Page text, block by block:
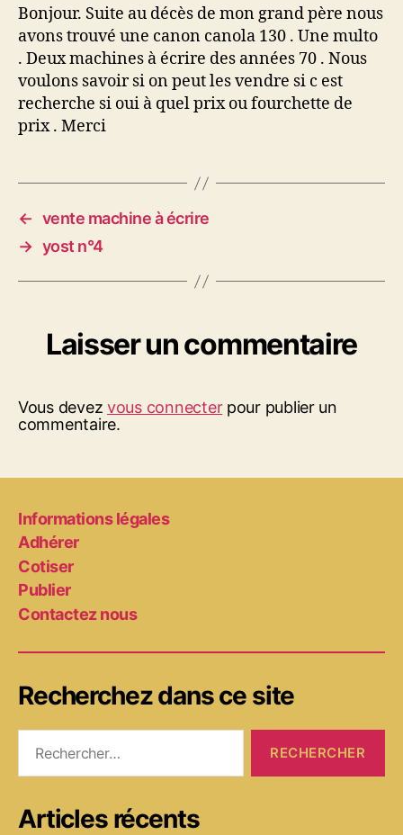
Bonjour. Suite au décès de mon grand père nous
avons trouvé une canon canola 130 . Une multo
. Deux machines à écrire des années 70 . Nous
voulons savoir si on peut les vendre si c est
recherche si oui à quel prix ou fourchette de
prix . Merci
← vente machine à écrire
→ yost n°4
Laisser un commentaire
Vous devezvous connecterpour publier un
commentaire.
Informations légales
Adhérer
Cotiser
Publier
Contactez nous
Recherchez dans ce site
Articles récents